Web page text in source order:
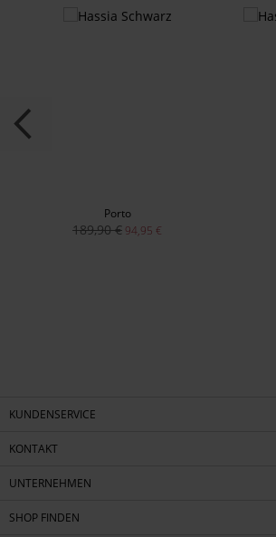
Porto
189,90 € 94,95 €
KUNDENSERVICE
KONTAKT
UNTERNEHMEN
SHOP FINDEN